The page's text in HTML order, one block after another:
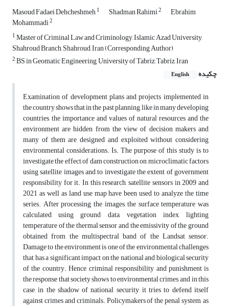
Masoud Fadaei Dehcheshmeh1 Shadman Rahimi2 Ebrahim
Mohammadi2
1Master of Criminal Law and Criminology, Islamic Azad University,
Shahroud Branch, Shahroud, Iran (Corresponding Author)
2BS in Geomatic Engineering, University of Tabriz, Tabriz, Iran
چکیده
English
Examination of development plans and projects implemented in
the country shows that in the past planning, like in many developing
countries, the importance and values of natural resources and the
environment are hidden from the view of decision makers and
many of them are designed and exploited without considering
environmental considerations. Is. The purpose of this study is to
investigate the effect of dam construction on microclimatic factors
using satellite images and to investigate the extent of government
responsibility for it. In this research, satellite sensors in 2009 and
2021 as well as land use map have been used to analyze the time
series. After processing the images, the surface temperature was
calculated using ground data, vegetation index, lighting
temperature of the thermal sensor and the emissivity of the ground
obtained from the multispectral band of the Landsat sensor.
Damage to the environment is one of the environmental challenges
that has a significant impact on the national and biological security
of the country. Hence, criminal responsibility and punishment is
the response that society shows to environmental crimes, and in this
case, in the shadow of national security, it tries to defend itself
against crimes and criminals. Policymakers of the penal system, as